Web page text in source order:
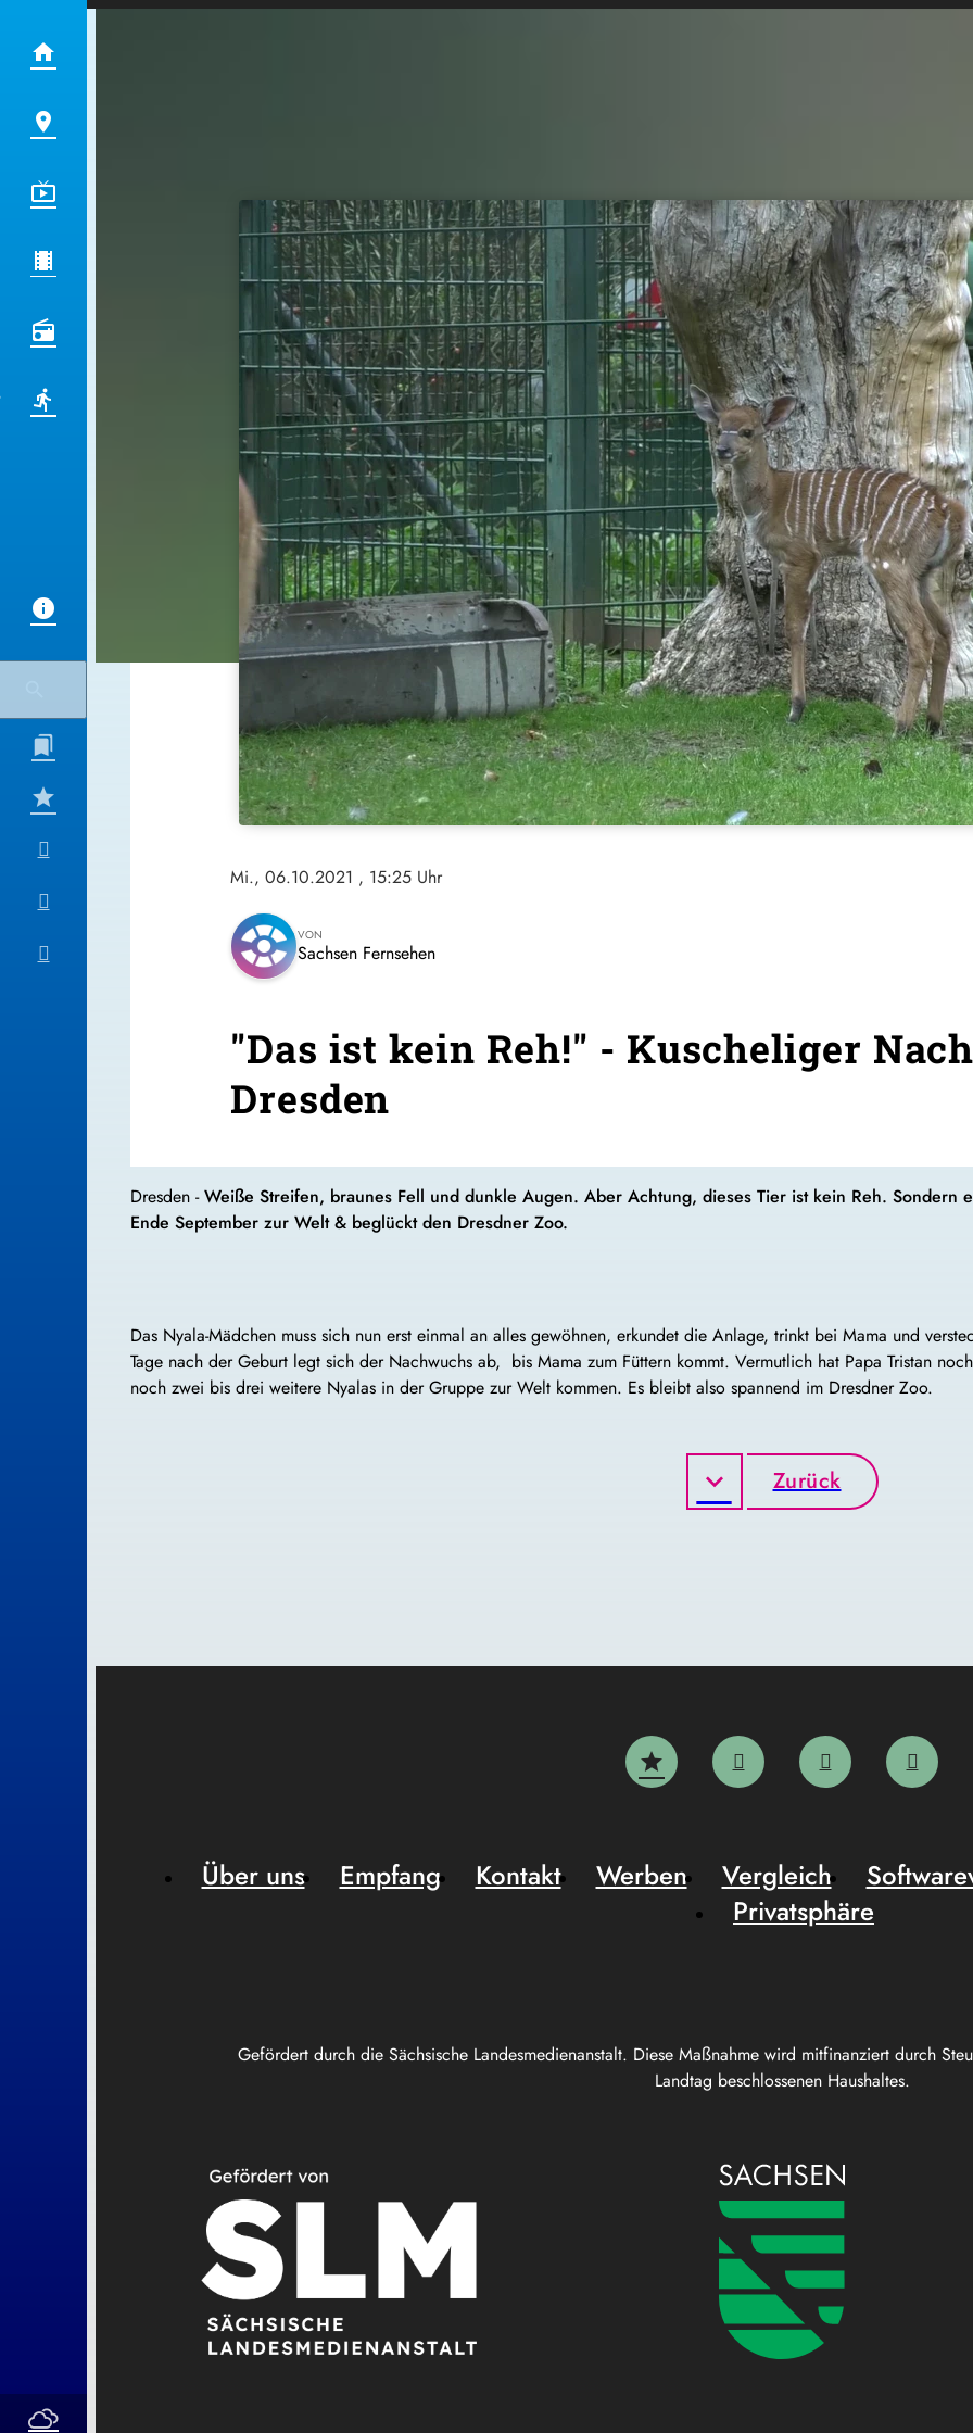
Mi., 06.10.2021 , 15:25 Uhr
VON
Sachsen Fernsehen
"Das ist kein Reh!" - Kuscheliger
Dresden
Dresden -Weiße Streifen, braunes Fell und dunkle Augen. Aber Achtung, dieses Tier ist kein Reh.
Ende September zur Welt & beglückt den Dresdner Zoo.
Das Nyala-Mädchen muss sich nun erst einmal an alles gewöhnen, erkundet die Anlage, trinkt bei Mama und
Tage nach der Geburt legt sich der Nachwuchs ab, bis Mama zum Füttern kommt. Vermutlich hat Papa Tristan
noch zwei bis drei weitere Nyalas in der Gruppe zur Welt kommen. Es bleibt also spannend im Dresdner Zoo.
Zurück
Gefördert durch die Sächsische Landesmedienanstalt. Diese Maßnahme wird mitfinanziert durch
Landtag beschlossenen Haushaltes.
Über uns Empfang Kontakt Werben Vergleich
Privatsphäre